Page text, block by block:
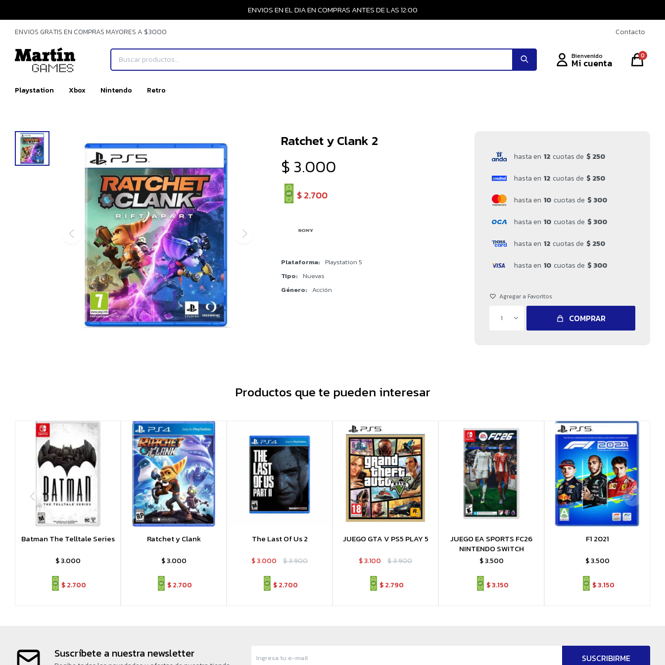
ENVIOS EN EL DIA EN COMPRAS ANTES DE LAS 12:00
Playstation Xbox Nintendo Retro
0
ENVIOS GRATIS EN COMPRAS MAYORES A $3000 Contacto
Ratchet y Clank 2
$ 3.000
$2.700
Plataforma
Playstation 5
Tipo
Nuevas
Género
Acción
hasta en 12 cuotas de $ 250
hasta en 12 cuotas de $ 250
hasta en 10 cuotas de $ 300
hasta en 10 cuotas de $ 300
hasta en 12 cuotas de $ 250
hasta en 10 cuotas de $ 300
1 COMPRAR
Productos que te pueden interesar
Batman The Telltale Series
$3.000
$2.700
Ratchet y Clank
$3.000
$2.700
The Last Of Us 2
$3.000 $3.900
$2.700
JUEGO GTA V PS5 PLAY 5
$3.100 $3.900
$ 2.790
JUEGO EA SPORTS FC26
NINTENDO SWITCH
$3.500
$3.150
F1 2021
$3.500
$3.150
Suscríbete a nuestra newsletter SUSCRIBIRME